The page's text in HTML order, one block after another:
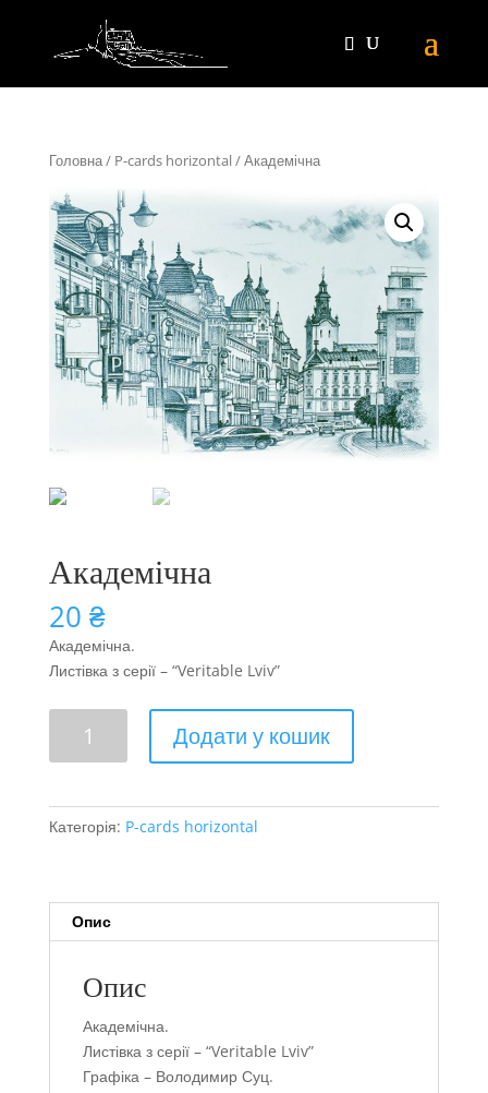
Головна/ P-cards horizontal/ Академічна
Академічна
20 ₴
Академічна.
Листівка з серії – “Veritable Lviv”
кількість
Додати у кошик
Категорія: P-cards horizontal
Опис
Опис
Академічна.
Листівка з серії – “Veritable Lviv”
Графіка – Володимир Суц.